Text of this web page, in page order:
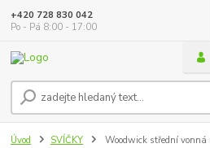
+420 728 830 042
Po - Pá 8:00 - 17:00
Úvod SVÍČKY Woodwick střední